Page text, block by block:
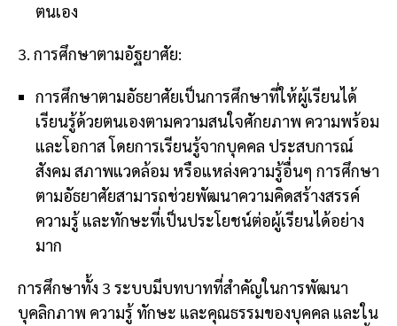
ตนเอง
3. การศึกษาตามอัฐยาศัย:
การศึกษาตามอัธยาศัยเป็นการศึกษาที่ให้ผู้เรียนได้
เรียนรู้ด้วยตนเองตามความสนใจศักยภาพ ความพร้อม
และโอกาส โดยการเรียนรู้จากบุคคล ประสบการณ์
สังคม สภาพแวดล้อม หรือแหล่งความรู้อื่นๆ การศึกษา
ตามอัธยาศัยสามารถช่วยพัฒนาความคิดสร้างสรรค์
ความรู้ และทักษะที่เป็นประโยชน์ต่อผู้เรียนได้อย่าง
มาก
การศึกษาทั้ง 3 ระบบมีบทบาทที่สำคัญในการพัฒนา
บุคลิกภาพ ความรู้ ทักษะ และคุณธรรมของบุคคล และใน